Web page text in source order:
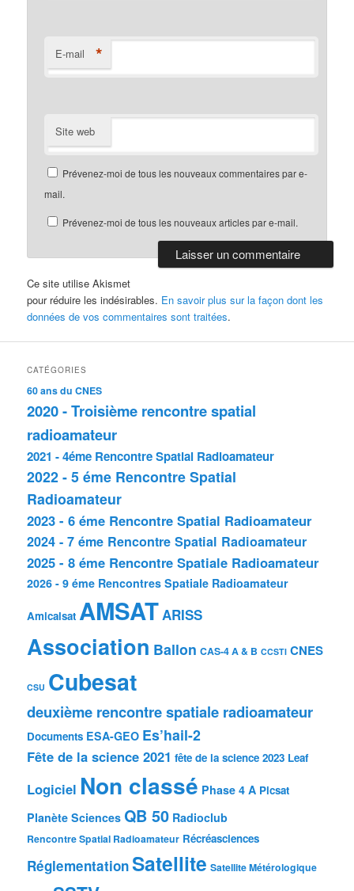
E-mail *
Site web
Prévenez-moi de tous les nouveaux commentaires par e-
mail.
Prévenez-moi de tous les nouveaux articles par e-mail.
Ce site utilise Akismet
pour réduire les indésirables. En savoir plus sur la façon dont les
données de vos commentaires sont traitées.
CATÉGORIES
60 ans du CNES
2020 - Troisième rencontre spatial
radioamateur
2021 - 4éme Rencontre Spatial Radioamateur
2022 - 5 éme Rencontre Spatial
Radioamateur
2023 - 6 éme Rencontre Spatial Radioamateur
2024 - 7 éme Rencontre Spatial Radioamateur
2025 - 8 éme Rencontre Spatiale Radioamateur
2026 - 9 éme Rencontres Spatiale Radioamateur
Amicalsat AMSAT ARISS
Association Ballon CAS-4 A & B CCSTI CNES
CSU Cubesat
deuxième rencontre spatiale radioamateur
Documents ESA-GEO Es’hail-2
Fête de la science 2021 fête de la science 2023 Leaf
Logiciel Non classé Phase 4 A Picsat
Planète Sciences QB 50 Radioclub
Rencontre Spatial Radioamateur Récréasciences
RéglementationSatellite Satellite Métérologique